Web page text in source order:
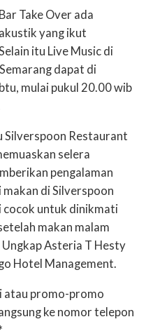
Take Over ada
yang ikut
itu Live Music di
dapat di
mulai pukul 20.00 wib
Silverspoon Restaurant
selera
pengalaman
di Silverspoon
cocok untuk dinikmati
makan malam
Asteria T Hesty
Hotel Management.
atau promo-promo
ke nomor telepon